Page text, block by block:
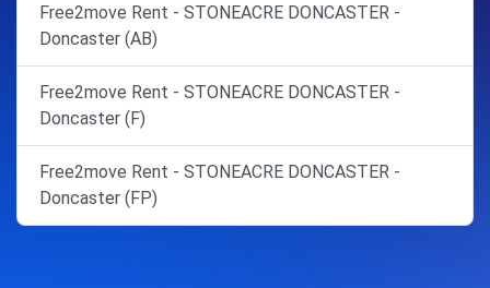
Free2move Rent - STONEACRE DONCASTER -
Doncaster (AB)
Free2move Rent - STONEACRE DONCASTER -
Doncaster (F)
Free2move Rent - STONEACRE DONCASTER -
Doncaster (FP)